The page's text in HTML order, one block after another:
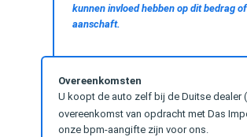
kunnen invloed hebben op dit bedrag
aanschaft.
Overeenkomsten
U koopt de auto zelf bij de Duitse dealer (
overeenkomst van opdracht met Das
onze bpm-aangifte zijn voor ons.